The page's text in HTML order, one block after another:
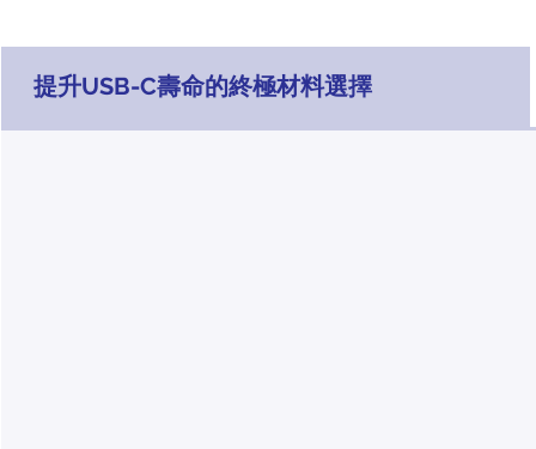
提升USB-C壽命的終極材料選擇